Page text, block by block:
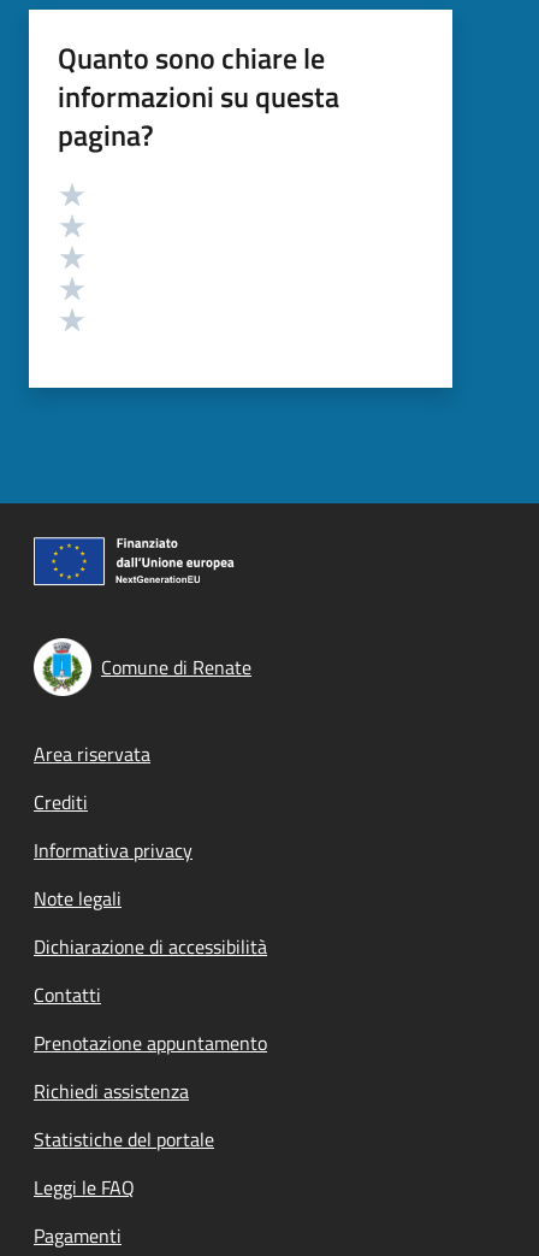
Quanto sono chiare le
informazioni su questa
pagina?
Valutazione
Comune di Renate
Footer menu
Area riservata
Crediti
Informativa privacy
Note legali
Dichiarazione di accessibilità
Contatti
Prenotazione appuntamento
Richiedi assistenza
Statistiche del portale
Leggi le FAQ
Pagamenti